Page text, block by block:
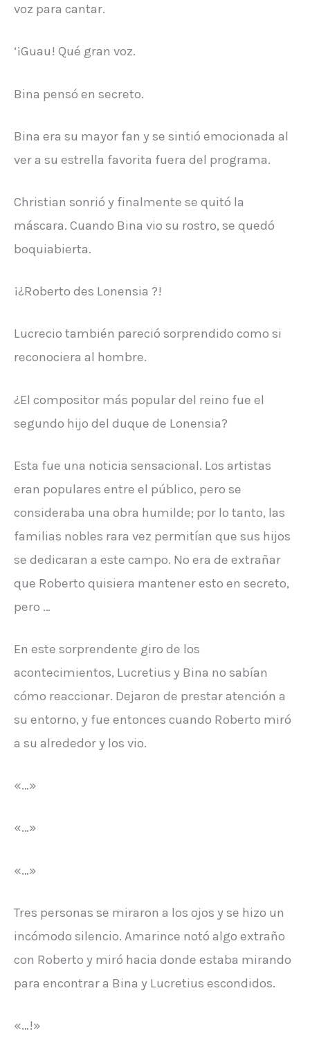
voz para cantar.
‘¡Guau! Qué gran voz.
Bina pensó en secreto.
Bina era su mayor fan y se sintió emocionada al
ver a su estrella favorita fuera del programa.
Christian sonrió y finalmente se quitó la
máscara. Cuando Bina vio su rostro, se quedó
boquiabierta.
¡¿Roberto des Lonensia ?!
Lucrecio también pareció sorprendido como si
reconociera al hombre.
¿El compositor más popular del reino fue el
segundo hijo del duque de Lonensia?
Esta fue una noticia sensacional. Los artistas
eran populares entre el público, pero se
consideraba una obra humilde; por lo tanto, las
familias nobles rara vez permitían que sus hijos
se dedicaran a este campo. No era de extrañar
que Roberto quisiera mantener esto en secreto,
pero …
En este sorprendente giro de los
acontecimientos, Lucretius y Bina no sabían
cómo reaccionar. Dejaron de prestar atención a
su entorno, y fue entonces cuando Roberto miró
a su alrededor y los vio.
«…»
«…»
«…»
Tres personas se miraron a los ojos y se hizo un
incómodo silencio. Amarince notó algo extraño
con Roberto y miró hacia donde estaba mirando
para encontrar a Bina y Lucretius escondidos.
«…!»